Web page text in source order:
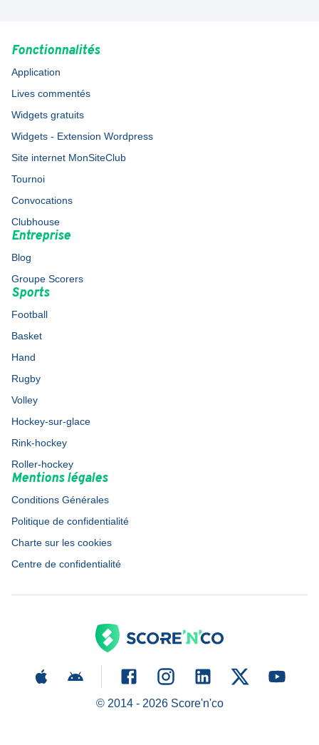
Fonctionnalités
Application
Lives commentés
Widgets gratuits
Widgets - Extension Wordpress
Site internet MonSiteClub
Tournoi
Convocations
Clubhouse
Entreprise
Blog
Groupe Scorers
Sports
Football
Basket
Hand
Rugby
Volley
Hockey-sur-glace
Rink-hockey
Roller-hockey
Mentions légales
Conditions Générales
Politique de confidentialité
Charte sur les cookies
Centre de confidentialité
© 2014 - 2026Score'n'co